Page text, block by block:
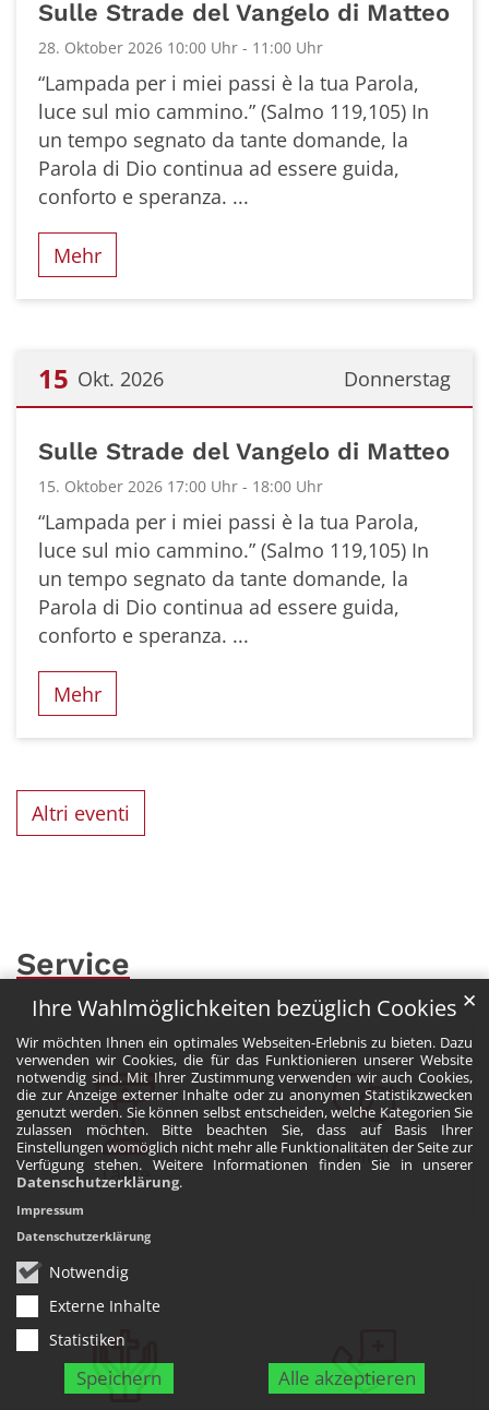
Ihre Wahlmöglichkeiten bezüglich Cookies
Wir möchten Ihnen ein optimales Webseiten-Erlebnis zu bieten. Dazu
verwenden wir Cookies, die für das Funktionieren unserer Website
notwendig sind. Mit Ihrer Zustimmung verwenden wir auch Cookies,
die zur Anzeige externer Inhalte oder zu anonymen Statistikzwecken
genutzt werden. Sie können selbst entscheiden, welche Kategorien Sie
zulassen möchten. Bitte beachten Sie, dass auf Basis Ihrer
Einstellungen womöglich nicht mehr alle Funktionalitäten der Seite zur
Verfügung stehen. Weitere Informationen finden Sie in unserer
Datenschutzerklärung.
Notwendig
Externe Inhalte
Statistiken
Speichern Alle akzeptieren
✕
Impressum
Datenschutzerklärung
Sulle Strade del Vangelo di Matteo
28. Oktober 2026 10:00 Uhr - 11:00 Uhr
“Lampada per i miei passi è la tua Parola,
luce sul mio cammino.” (Salmo 119,105) In
un tempo segnato da tante domande, la
Parola di Dio continua ad essere guida,
conforto e speranza. ...
Mehr
Donnerstag
15 Okt. 2026
Sulle Strade del Vangelo di Matteo
15. Oktober 2026 17:00 Uhr - 18:00 Uhr
“Lampada per i miei passi è la tua Parola,
luce sul mio cammino.” (Salmo 119,105) In
un tempo segnato da tante domande, la
Parola di Dio continua ad essere guida,
conforto e speranza. ...
Mehr
Altri eventi
Service
Taufe
Heirat